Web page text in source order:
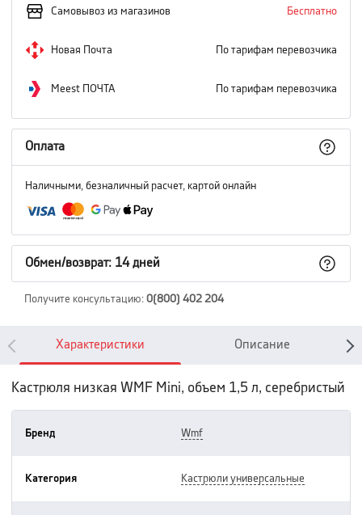
Самовывоз из магазинов Бесплатно
Новая Почта По тарифам перевозчика
Meest ПОЧТА По тарифам перевозчика
Оплата
Наличными, безналичный расчет, картой онлайн
Обмен/возврат: 14 дней
Получите консультацию: 0(800) 402 204
Характеристики Описание
Кастрюля низкая WMF Mini, объем 1,5 л, серебристый
Бренд wmf
Категория кастрюли универсальные